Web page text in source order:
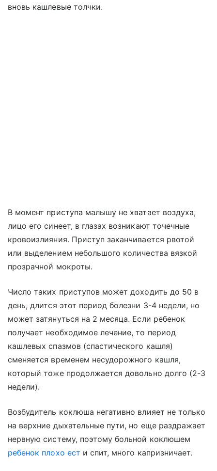
вновь кашлевые толчки.
В момент приступа малышу не хватает воздуха,
лицо его синеет, в глазах возникают точечные
кровоизлияния. Приступ заканчивается рвотой
или выделением небольшого количества вязкой
прозрачной мокроты.
Число таких приступов может доходить до 50 в
день, длится этот период болезни 3-4 недели, но
может затянуться на 2 месяца. Если ребенок
получает необходимое лечение, то период
кашлевых спазмов (спастического кашля)
сменяется временем несудорожного кашля,
который тоже продолжается довольно долго (2-3
недели).
Возбудитель коклюша негативно влияет не только
на верхние дыхательные пути, но еще раздражает
нервную систему, поэтому больной коклюшем
ребенок плохо ест и спит, много капризничает.